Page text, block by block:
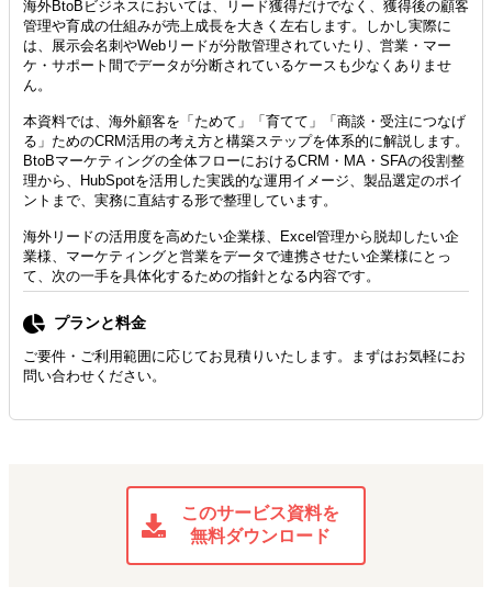
海外BtoBビジネスにおいては、リード獲得だけでなく、獲得後の顧客
管理や育成の仕組みが売上成長を大きく左右します。しかし実際に
は、展示会名刺やWebリードが分散管理されていたり、営業・マー
ケ・サポート間でデータが分断されているケースも少なくありませ
ん。
本資料では、海外顧客を「ためて」「育てて」「商談・受注につなげ
る」ためのCRM活用の考え方と構築ステップを体系的に解説します。
BtoBマーケティングの全体フローにおけるCRM・MA・SFAの役割整
理から、HubSpotを活用した実践的な運用イメージ、製品選定のポイ
ントまで、実務に直結する形で整理しています。
海外リードの活用度を高めたい企業様、Excel管理から脱却したい企
業様、マーケティングと営業をデータで連携させたい企業様にとっ
て、次の一手を具体化するための指針となる内容です。
プランと料金
ご要件・ご利用範囲に応じてお見積りいたします。まずはお気軽にお
問い合わせください。
このサービス資料を
無料ダウンロード